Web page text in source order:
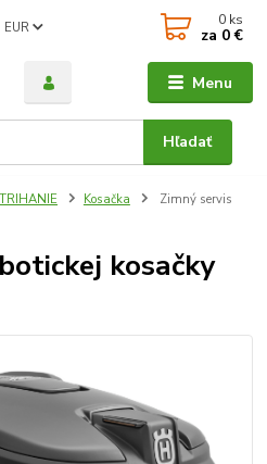
Menu
EUR
Hľadať
0 ks
za 0 €
Kosačka
Zimný servis
kosačky